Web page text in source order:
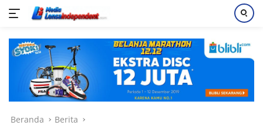
konten
Beranda Berita